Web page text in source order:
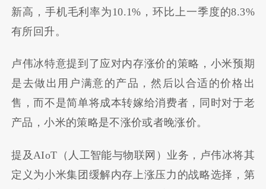
新高，手机毛利率为10.1%，环比上一季度的8.3%
有所回升。
卢伟冰特意提到了应对内存涨价的策略，小米预期
是去做出用户满意的产品，然后以合适的价格出
售，而不是简单将成本转嫁给消费者，同时对于老
产品，小米的策略是不涨价或者晚涨价。
提及AIoT（人工智能与物联网）业务，卢伟冰将其
定义为小米集团缓解内存上涨压力的战略选择，第